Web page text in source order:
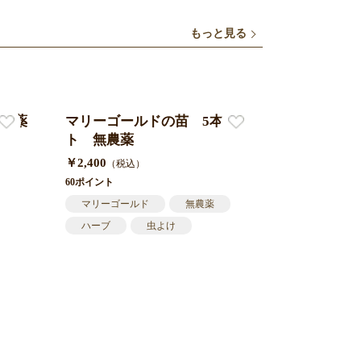
もっと見る
薬
マリーゴールドの苗 5本セッ
ト 無農薬
￥2,400 （税込）
60ポイント
マリーゴールド
無農薬
ハーブ
虫よけ